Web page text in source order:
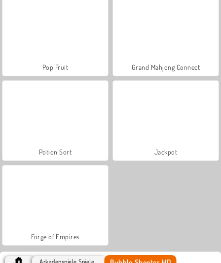
Pop Fruit Grand Mahjong Connect
Potion Sort Jackpot
Forge of Empires
Arkadenspiele Spiele